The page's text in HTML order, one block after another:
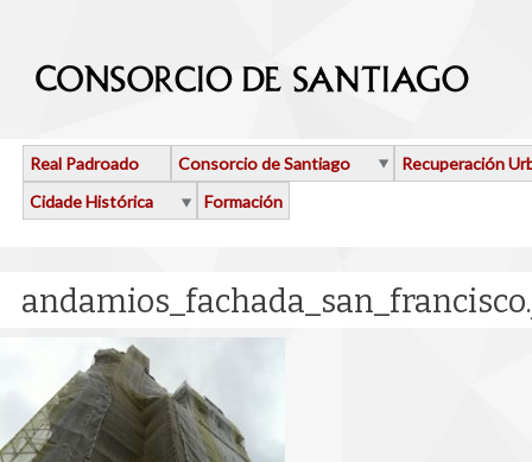
Real Padroado Consorcio de Santiago
Recuperación
Cidade Histórica
Formación